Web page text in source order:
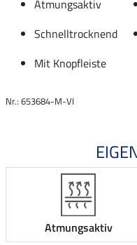
Atmungsaktiv
Schnelltrocknend
Mit Knopfleiste
Nr.: 653684-M-VI
Atmungsaktiv